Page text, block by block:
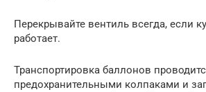
Перекрывайте вентиль всегда, если
работает.
Транспортировка баллонов
предохранительными колпаками и